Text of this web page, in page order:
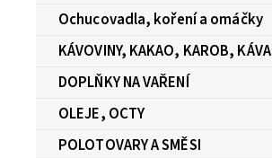
Ochucovadla, koření a omáčky
KÁVOVINY, KAKAO, KAROB, KÁVA
DOPLŇKY NA VAŘENÍ
OLEJE, OCTY
POLOTOVARY A SMĚSI